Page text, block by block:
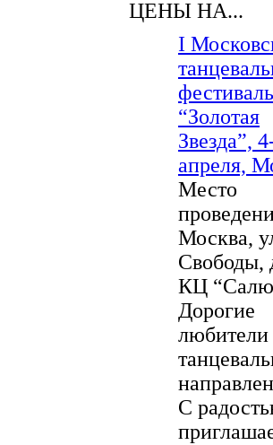
ЦЕНЫ НА...
I
фестиваль
“Золотая
Звезда”,
апреля,
Место
Москва,
Свободы,
КЦ
Дорогие
любители
С